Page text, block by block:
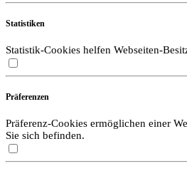
Statistiken
Statistik-Cookies helfen Webseiten-
Präferenzen
Präferenz-Cookies ermöglichen einer
Sie sich befinden.